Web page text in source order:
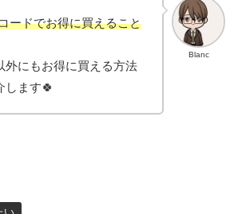
Blanc
ードでお得に買えること
外にもお得に買える方法
します🍀